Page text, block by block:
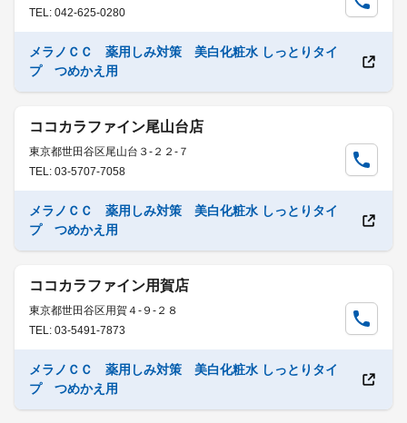
TEL: 042-625-0280
メラノＣＣ 薬用しみ対策 美白化粧水 しっとりタイ
プ つめかえ用
ココカラファイン尾山台店
東京都世田谷区尾山台３-２２-７
TEL: 03-5707-7058
メラノＣＣ 薬用しみ対策 美白化粧水 しっとりタイ
プ つめかえ用
ココカラファイン用賀店
東京都世田谷区用賀４-９-２８
TEL: 03-5491-7873
メラノＣＣ 薬用しみ対策 美白化粧水 しっとりタイ
プ つめかえ用